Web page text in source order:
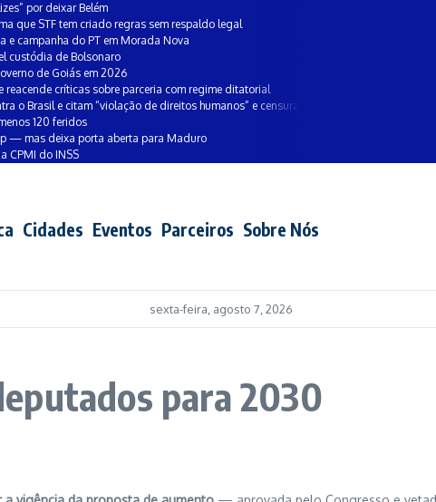
por deixar Belém
que STF tem criado regras sem respaldo legal
e campanha do PT em Morada Nova
custódia de Bolsonaro
de Goiás em 2026
críticas sobre parceria com regime ditatorial
o Brasil e citam “violação de direitos humanos” e censura
120 feridos
— mas deixa porta aberta para Maduro
CPMI do INSS
Cidades Eventos Parceiros Sobre Nós
sexta-feira, agosto 7, 2026
para 2030